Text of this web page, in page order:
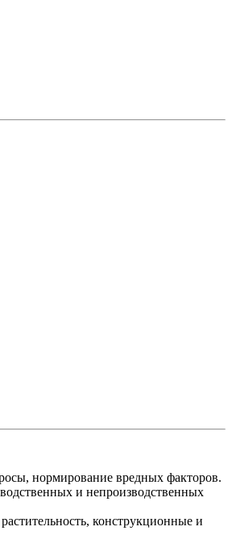
нормирование вредных факторов.
и непроизводственных
конструкционные и